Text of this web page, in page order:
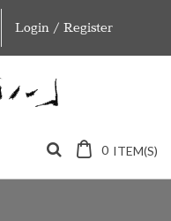
Login / Register
0 ITEM(S)